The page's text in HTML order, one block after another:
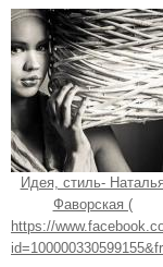
Идея, стиль- Наталья
Фаворская (
https://